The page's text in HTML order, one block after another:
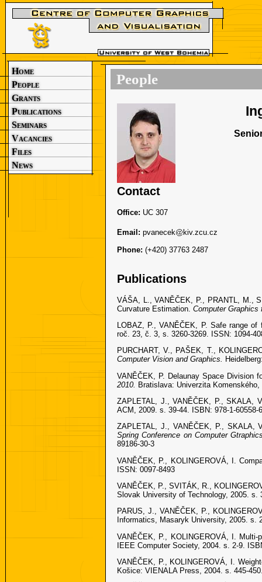
Home
People
Grants
Publications
Seminars
Vacancies
Files
News
People
Contact
Office: UC 307
Email: pvanecek
kiv.zcu.cz
Phone: (+420) 37763 2487
Publications
VÁŠA, L., VANĚČEK, P., PRANTL, M.,
Curvature Estimation. Computer Graphics
LOBAZ, P., VANĚČEK, P. Safe range
roč. 23, č. 3, s. 3260-3269. ISSN: 1094-
PURCHART, V., PAŠEK, T.,
Computer Vision and Graphics.
VANĚČEK, P. Delaunay Space Division
2010. Bratislava: Univerzita
ZAPLETAL, J., VANĚČEK, P., SKALA,
ACM, 2009. s. 39-44. ISBN: 978-1-60558-
ZAPLETAL, J., VANĚČEK, P., SKALA,
Spring Conference on Computer
89186-30-3
VANĚČEK, P., KOLINGEROVÁ, I.
ISSN: 0097-8493
VANĚČEK, P., SVITÁK, R.,
Slovak University of Technology, 2005. s.
PARUS, J., VANĚČEK, P.,
Informatics, Masaryk University, 2005. s.
VANĚČEK, P., KOLINGEROVÁ, I.
IEEE Computer Society, 2004. s. 2-9.
VANĚČEK, P., KOLINGEROVÁ, I.
Košice: VIENALA Press, 2004. s. 445-